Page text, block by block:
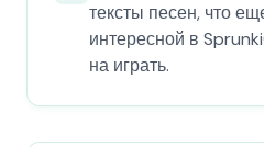
тексты песен, что
интересной в
на играть.